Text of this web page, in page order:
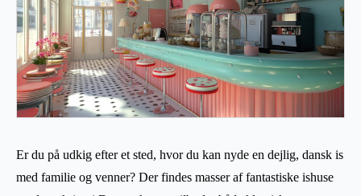
Er du på udkig efter et sted, hvor du kan nyde en dejlig, dansk is
med familie og venner? Der findes masser af fantastiske ishuse